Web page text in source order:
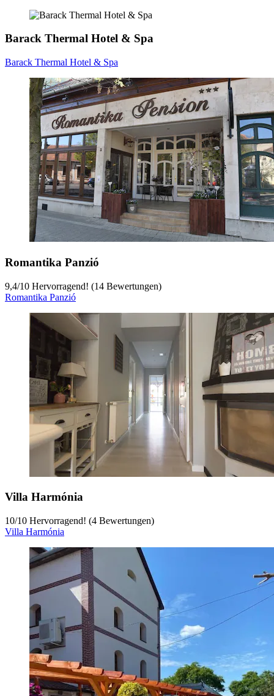
Barack Thermal Hotel & Spa
Barack Thermal Hotel & Spa
Romantika Panzió
9,4/10 Hervorragend! (14 Bewertungen)
Romantika Panzió
Villa Harmónia
10/10 Hervorragend! (4 Bewertungen)
Villa Harmónia